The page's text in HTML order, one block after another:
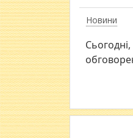
Новини